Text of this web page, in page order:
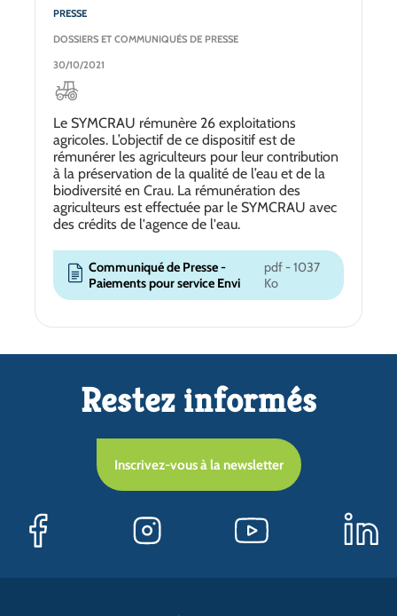
PRESSE
DOSSIERS ET COMMUNIQUÉS DE PRESSE
30/10/2021
Le SYMCRAU rémunère 26 exploitations
agricoles. L’objectif de ce dispositif est de
rémunérer les agriculteurs pour leur contribution
à la préservation de la qualité de l’eau et de la
biodiversité en Crau. La rémunération des
agriculteurs est effectuée par le SYMCRAU avec
des crédits de l'agence de l'eau.
Communiqué de Presse -
Paiements pour service Envi
pdf - 1037
Ko
Restez informés
Inscrivez-vous à la newsletter